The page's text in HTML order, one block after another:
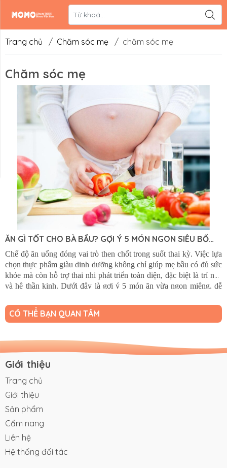
Liên hệ
Hệ thống đối
Trang chủ / Chăm sóc mẹ / chăm sóc mẹ
Chăm sóc mẹ
ĂN GÌ TỐT CHO BÀ BẦU? GỢI Ý 5 MÓN NGON SIÊU BỔ
DƯỠNG CHO THAI KỲ KHỎE MẠNH
Chế độ ăn uống đóng vai trò then chốt trong suốt thai kỳ. Việc lựa
chọn thực phẩm giàu dinh dưỡng không chỉ giúp mẹ bầu có đủ sức
khỏe mà còn hỗ trợ thai nhi phát triển toàn diện, đặc biệt là trí não
và hệ thần kinh. Dưới đây là gợi ý 5 món ăn vừa ngon miệng, dễ
giải đáp câu hỏi: "Ăn gì tốt cho bà bầu?"
CÓ THỂ BẠN QUAN TÂM
Giới thiệu
Trang chủ
Giới thiệu
Sản phẩm
Cẩm nang
Liên hệ
Hệ thống đối tác